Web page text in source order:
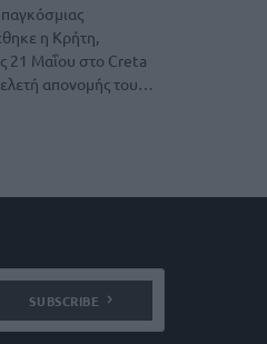
παγκόσμιας
η Κρήτη,
21 Μαΐου στο Creta
απονομής του…
SUBSCRIBE